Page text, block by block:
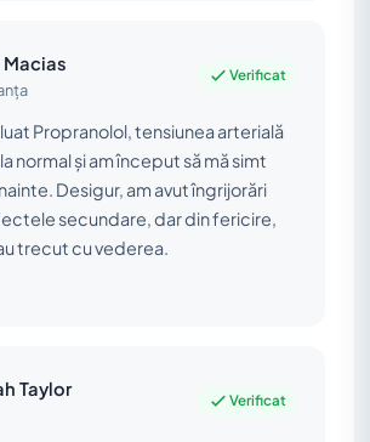
Macias
Verificat
Propranolol, tensiunea arterială
normal și am început să mă simt
Desigur, am avut îngrijorări
secundare, dar din fericire,
trecut cu vederea.
Taylor
Verificat